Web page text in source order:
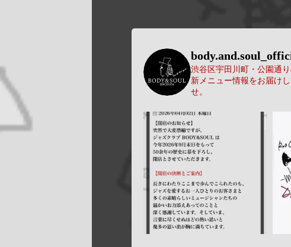
渋谷区宇田川町・公園通
新メニュー情報をお届け
せ。